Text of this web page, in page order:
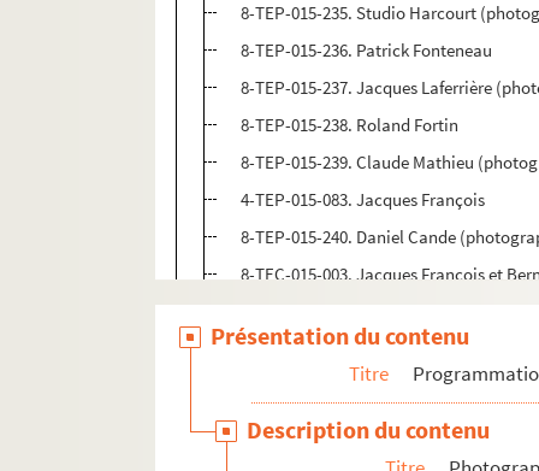
8-TEP-015-235. Studio Harcourt
8-TEP-015-236. Patrick Fonteneau
8-TEP-015-237. Jacques Laferrière
8-TEP-015-238. Roland Fortin
8-TEP-015-239. Claude Mathieu
4-TEP-015-083. Jacques François
8-TEP-015-240. Daniel Cande
8-TEC-015-003. Jacques François et
4-TEP-015-084. Jacques François et
8-TEP-015-241. Ninou Fratellini
8-TEP-015-242. Brigitte Froment
8-TEP-015-243. Manoëlle Gaillard
8-TEP-015-244. Michel Galabru
Présentation du contenu
Titre
Description du contenu